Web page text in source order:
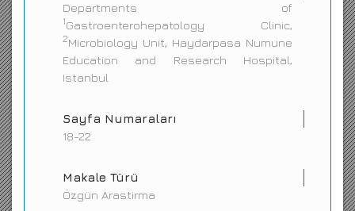
Departments of
1Gastroenterohepatology Clinic,
2Microbiology Unit, Haydarpasa Numune
Education and Research Hospital,
Istanbul
Sayfa Numaraları
18-22
Makale Türü
Özgün Arastirma